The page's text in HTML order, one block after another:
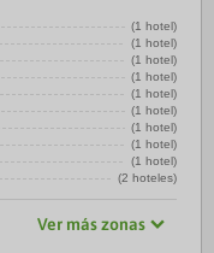
(1 hotel)
(1 hotel)
(1 hotel)
(1 hotel)
(1 hotel)
(1 hotel)
(1 hotel)
(1 hotel)
(1 hotel)
(2 hoteles)
Ver más zonas